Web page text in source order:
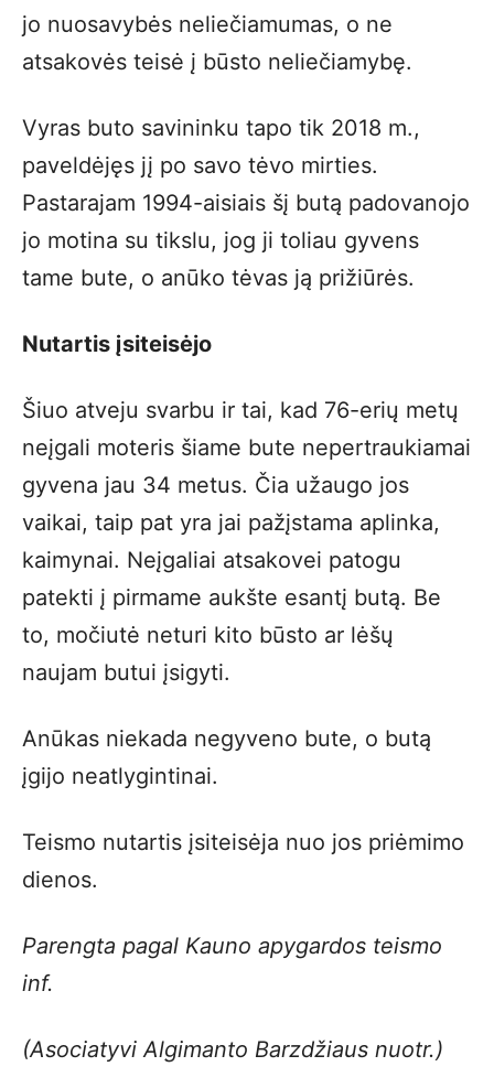
jo nuosavybės neliečiamumas, o ne
atsakovės teisė į būsto neliečiamybę.
Vyras buto savininku tapo tik 2018 m.,
paveldėjęs jį po savo tėvo mirties.
Pastarajam 1994-aisiais šį butą padovanojo
jo motina su tikslu, jog ji toliau gyvens
tame bute, o anūko tėvas ją prižiūrės.
Nutartis įsiteisėjo
Šiuo atveju svarbu ir tai, kad 76-erių metų
neįgali moteris šiame bute nepertraukiamai
gyvena jau 34 metus. Čia užaugo jos
vaikai, taip pat yra jai pažįstama aplinka,
kaimynai. Neįgaliai atsakovei patogu
patekti į pirmame aukšte esantį butą. Be
to, močiutė neturi kito būsto ar lėšų
naujam butui įsigyti.
Anūkas niekada negyveno bute, o butą
įgijo neatlygintinai.
Teismo nutartis įsiteisėja nuo jos priėmimo
dienos.
Parengta pagal Kauno apygardos teismo
inf.
(Asociatyvi Algimanto Barzdžiaus nuotr.)